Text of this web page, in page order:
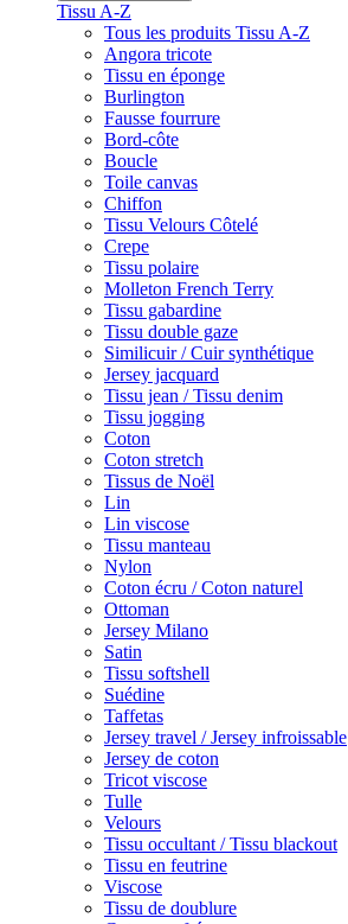
Tissu A-Z
Tous les produits Tissu A-Z
Angora tricote
Tissu en éponge
Burlington
Fausse fourrure
Bord-côte
Boucle
Toile canvas
Chiffon
Tissu Velours Côtelé
Crepe
Tissu polaire
Molleton French Terry
Tissu gabardine
Tissu double gaze
Similicuir / Cuir synthétique
Jersey jacquard
Tissu jean / Tissu denim
Tissu jogging
Coton
Coton stretch
Tissus de Noël
Lin
Lin viscose
Tissu manteau
Nylon
Coton écru / Coton naturel
Ottoman
Jersey Milano
Satin
Tissu softshell
Suédine
Taffetas
Jersey travel / Jersey infroissable
Jersey de coton
Tricot viscose
Tulle
Velours
Tissu occultant / Tissu blackout
Tissu en feutrine
Viscose
Tissu de doublure